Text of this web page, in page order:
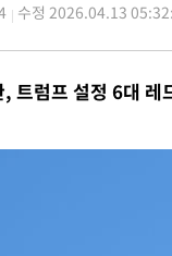
폭염중대경보'…40도 관측
포캔 시의 통제불능 3개
해협 이란-오만 협상 기대
, 301.88포인트
다"…다누리, 스페이스X
기 연속골 실패…LAFC는
수정 2026.04.13
, 트럼프 설정 6대 레